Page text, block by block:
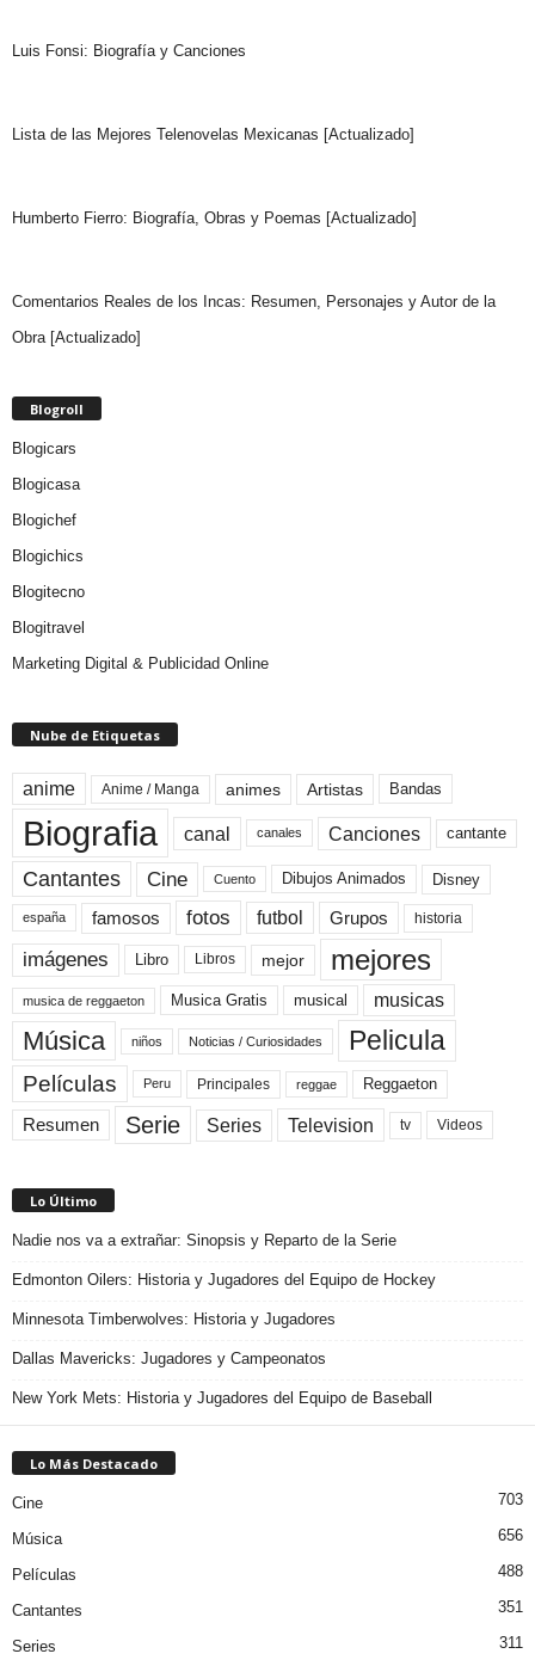
Luis Fonsi: Biografía y Canciones
Lista de las Mejores Telenovelas Mexicanas [Actualizado]
Humberto Fierro: Biografía, Obras y Poemas [Actualizado]
Comentarios Reales de los Incas: Resumen, Personajes y Autor de la
Obra [Actualizado]
Blogroll
Blogicars
Blogicasa
Blogichef
Blogichics
Blogitecno
Blogitravel
Marketing Digital & Publicidad Online
Nube de Etiquetas
anime Anime / Manga animes Artistas Bandas
Biografia canal canales Canciones cantante
Cantantes Cine Cuento Dibujos Animados Disney
españa famosos fotos futbol Grupos historia
imágenes Libro Libros mejor mejores
musica de reggaeton Musica Gratis musical musicas
Música niños Noticias / Curiosidades Pelicula
Películas Peru Principales reggae Reggaeton
Resumen Serie Series Television tv Videos
Lo Último
Nadie nos va a extrañar: Sinopsis y Reparto de la Serie
Edmonton Oilers: Historia y Jugadores del Equipo de Hockey
Minnesota Timberwolves: Historia y Jugadores
Dallas Mavericks: Jugadores y Campeonatos
New York Mets: Historia y Jugadores del Equipo de Baseball
Lo Más Destacado
Cine 703
Música 656
Películas 488
Cantantes 351
Series 311